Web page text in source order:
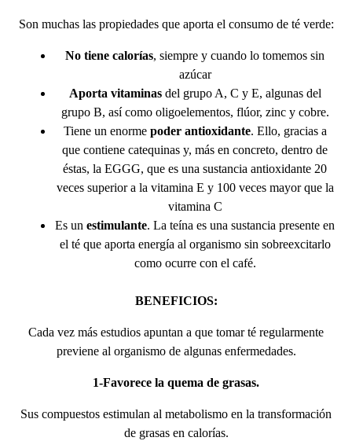
Son muchas las propiedades que aporta el consumo de té verde:
No tiene calorías, siempre y cuando lo tomemos sin
azúcar
Aporta vitaminasdel grupo A, C y E, algunas del
grupo B, así como oligoelementos, flúor, zinc y cobre.
Tiene un enorme poder antioxidante. Ello, gracias a
que contiene catequinas y, más en concreto, dentro de
éstas, la EGGG, que es una sustancia antioxidante 20
veces superior a la vitamina E y 100 veces mayor que la
vitamina C
Es un estimulante. La teína es una sustancia presente en
el té que aporta energía al organismo sin sobreexcitarlo
como ocurre con el café.
BENEFICIOS:
Cada vez más estudios apuntan a que tomar té regularmente
previene al organismo de algunas enfermedades.
1-Favorece la quema de grasas.
Sus compuestos estimulan al metabolismo en la transformación
de grasas en calorías.